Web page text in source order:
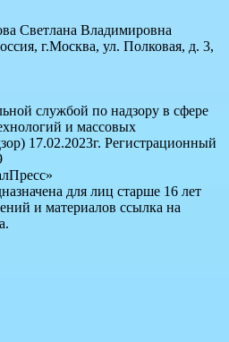
Светлана Владимировна
г.Москва, ул. Полковая, д. 3,
службой по надзору в сфере
и массовых
17.02.2023г. Регистрационный
для лиц старше 16 лет
и материалов ссылка на